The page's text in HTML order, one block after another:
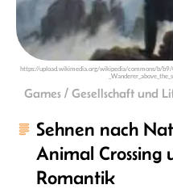
https://upload.wikimedia.org/wikipedia/commons/b/b9/
Games / Gesellschaft und
Sehnen nach
Animal Crossing
Romantik